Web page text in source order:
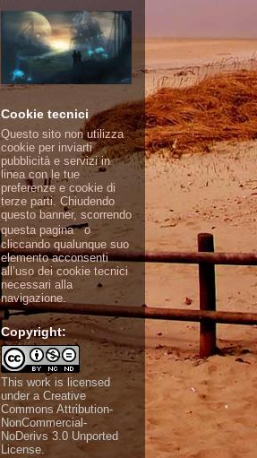
Cookie tecnici
Questo sito non utilizza
cookie per inviarti
pubblicità e servizi in
linea con le tue
preferenze e cookie di
terze parti. Chiudendo
questo banner, scorrendo
questa pagina o
cliccando qualunque suo
elemento acconsenti
all’uso dei cookie tecnici
necessari alla
navigazione.
Copyright:
This work is licensed
under a Creative
Commons Attribution-
NonCommercial-
NoDerivs 3.0 Unported
License.